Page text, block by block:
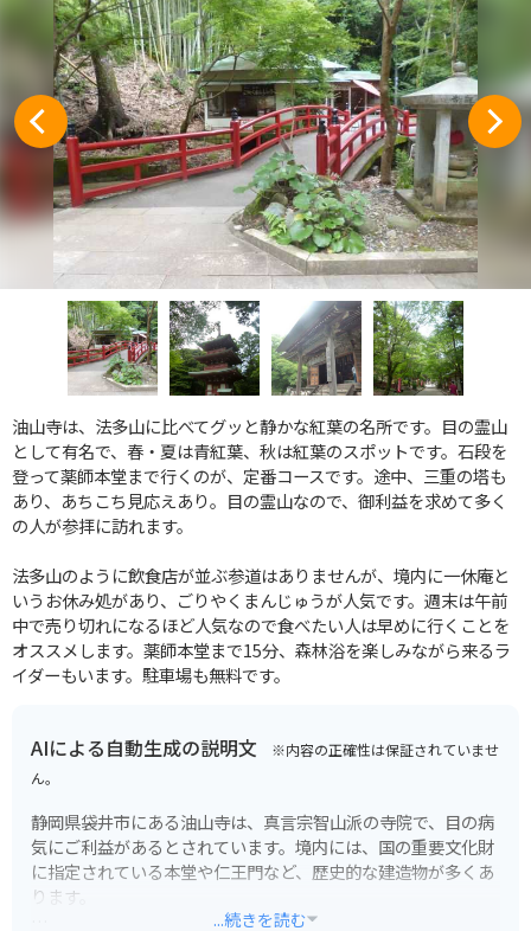
油山寺は、法多山に比べてグッと静かな紅葉の名所です。目の霊山
として有名で、春・夏は青紅葉、秋は紅葉のスポットです。石段を
登って薬師本堂まで行くのが、定番コースです。途中、三重の塔も
あり、あちこち見応えあり。目の霊山なので、御利益を求めて多く
の人が参拝に訪れます。
法多山のように飲食店が並ぶ参道はありませんが、境内に一休庵と
いうお休み処があり、ごりやくまんじゅうが人気です。週末は午前
中で売り切れになるほど人気なので食べたい人は早めに行くことを
オススメします。薬師本堂まで15分、森林浴を楽しみながら来るラ
イダーもいます。駐車場も無料です。
AIによる自動生成の説明文 ※内容の正確性は保証されていませ
ん。
静岡県袋井市にある油山寺は、真言宗智山派の寺院で、目の病
気にご利益があるとされています。境内には、国の重要文化財
に指定されている本堂や仁王門など、歴史的な建造物が多くあ
ります。
...続きを読む